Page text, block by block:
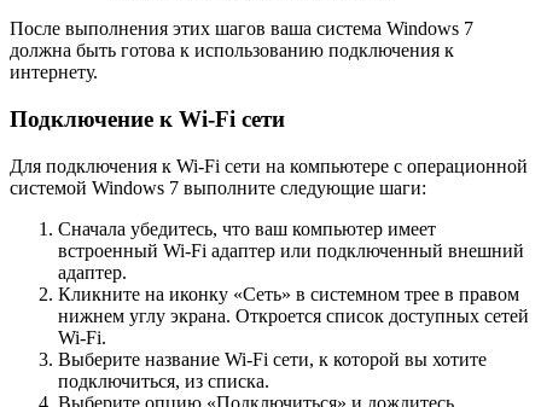
После выполнения этих шагов ваша система Windows 7
должна быть готова к использованию подключения к
интернету.
Подключение к Wi-Fi сети
Для подключения к Wi-Fi сети на компьютере с операционной
системой Windows 7 выполните следующие шаги:
Сначала убедитесь, что ваш компьютер имеет
встроенный Wi-Fi адаптер или подключенный внешний
адаптер.
Кликните на иконку «Сеть» в системном трее в правом
нижнем углу экрана. Откроется список доступных сетей
Wi-Fi.
Выберите название Wi-Fi сети, к которой вы хотите
подключиться, из списка.
Выберите опцию «Подключиться» и дождитесь